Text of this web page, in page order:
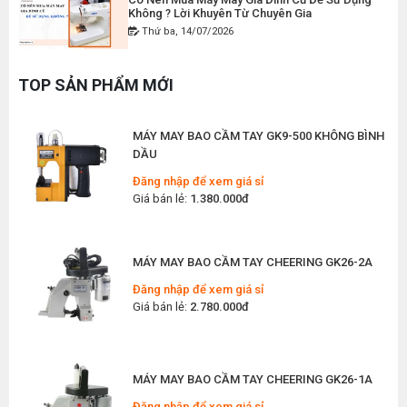
Không ? Lời Khuyên Từ Chuyên Gia
Thứ ba, 14/07/2026
Và Nguyên Lý Hoạt Động
Hướng Dẫn Cách Vệ Sinh Bàn Ủi Hơi Nước
Đúng Kỹ Thuật
Máy Trải Vải Công Nghiệp: Giải Pháp Tự Động
Top 5 Máy May Gia Đình Đáng Mua Nhất Hiện
Thứ tư, 01/07/2026
Hướng Dẫn Cách Sửa Bàn Ủi Hơi Nước Tại Nhà
TOP SẢN PHẨM MỚI
MÁY MAY BAO CẦM TAY CHẠY PIN GK9-520
MÁY MAY BAO CẦM TAY GK9-500 KHÔNG BÌNH
DẦU
Đăng nhập để xem giá sỉ
Giá bán lẻ: 1.380.000đ
MÁY MAY BAO CẦM TAY CHEERING GK26-2A
Đăng nhập để xem giá sỉ
Giá bán lẻ: 2.780.000đ
MÁY MAY BAO CẦM TAY CHEERING GK26-1A